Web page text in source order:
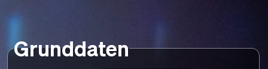
Grunddaten